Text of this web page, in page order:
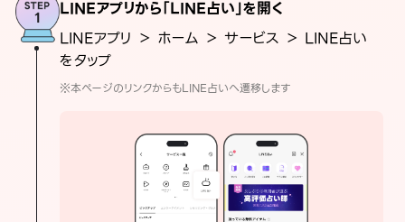
LINEアプリから「LINE占い」を開く
LINEアプリ ＞ ホーム ＞ サービス ＞ LINE占い
をタップ
※本ページのリンクからもLINE占いへ遷移します